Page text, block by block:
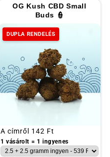
OG Kush CBD Small
Buds 👮
DUPLA RENDELÉS
Szokásos
ár
A címről 142 Ft
1 vásárolt = 1 ingyenes